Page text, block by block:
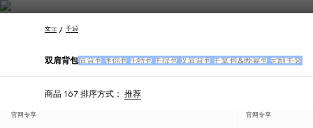
联系我们
女士 手袋
双肩背包肩背包 迷你包 托特包 手提包 双肩背包 手拿包&晚宴包 定制手袋
商品 167 排序方式： 推荐
官网专享 官网专享